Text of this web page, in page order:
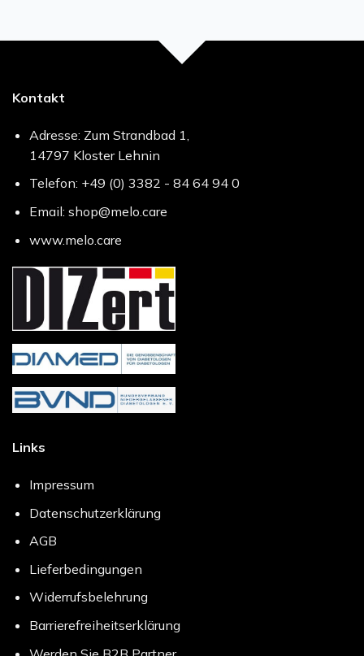
Kontakt
Adresse: Zum Strandbad 1,
14797 Kloster Lehnin
Telefon: +49 (0) 3382 - 84 64 94 0
Email: shop@melo.care
www.melo.care
Links
Impressum
Datenschutzerklärung
AGB
Lieferbedingungen
Widerrufsbelehrung
Barrierefreiheitserklärung